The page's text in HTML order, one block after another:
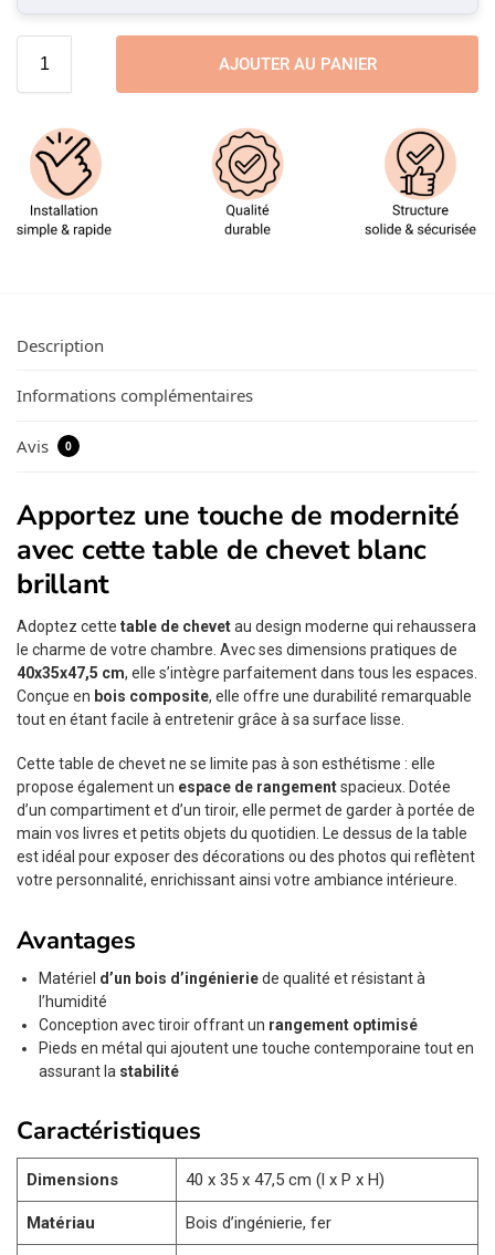
AJOUTER AU PANIER
Description
Informations complémentaires
Avis 0
Apportez une touche de modernité
avec cette table de chevet blanc
brillant
Adoptez cette table de chevetau design moderne qui rehaussera
le charme de votre chambre. Avec ses dimensions pratiques de
40x35x47,5 cm, elle s’intègre parfaitement dans tous les espaces.
Conçue en bois composite, elle offre une durabilité remarquable
tout en étant facile à entretenir grâce à sa surface lisse.
Cette table de chevet ne se limite pas à son esthétisme : elle
propose également un espace de rangementspacieux. Dotée
d’un compartiment et d’un tiroir, elle permet de garder à portée de
main vos livres et petits objets du quotidien. Le dessus de la table
est idéal pour exposer des décorations ou des photos qui reflètent
votre personnalité, enrichissant ainsi votre ambiance intérieure.
Avantages
Matériel d’un bois d’ingénieriede qualité et résistant à
l’humidité
Conception avec tiroir offrant un rangement optimisé
Pieds en métal qui ajoutent une touche contemporaine tout en
assurant la stabilité
Caractéristiques
Dimensions 40 x 35 x 47,5 cm (l x P x H)
Matériau Bois d’ingénierie, fer